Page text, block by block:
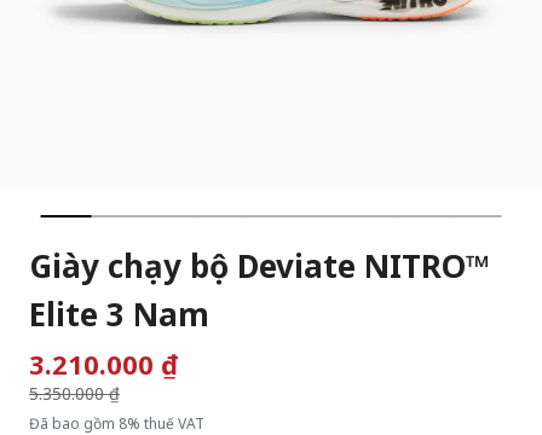
Giày chạy bộ Deviate NITRO™
Elite 3 Nam
3.210.000 ₫Giá giảm từ
5.350.000 ₫
đến
Đã bao gồm 8% thuế VAT